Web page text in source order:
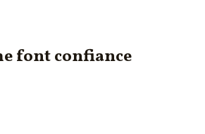
font confiance